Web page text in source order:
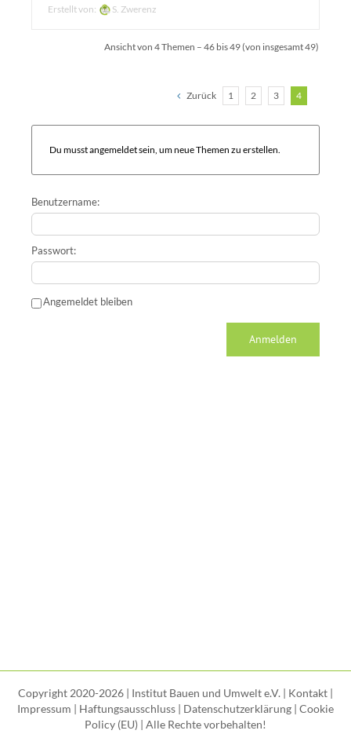
Erstellt von: S. Zwerenz
Ansicht von 4 Themen – 46 bis 49 (von insgesamt 49)
Zurück 1 2 3 4
Du musst angemeldet sein, um neue Themen zu erstellen.
Benutzername:
Passwort:
Angemeldet bleiben
Anmelden
Copyright 2020-2026 | Institut Bauen und Umwelt e.V. | Kontakt |
Impressum | Haftungsausschluss | Datenschutzerklärung | Cookie
Policy (EU) | Alle Rechte vorbehalten!